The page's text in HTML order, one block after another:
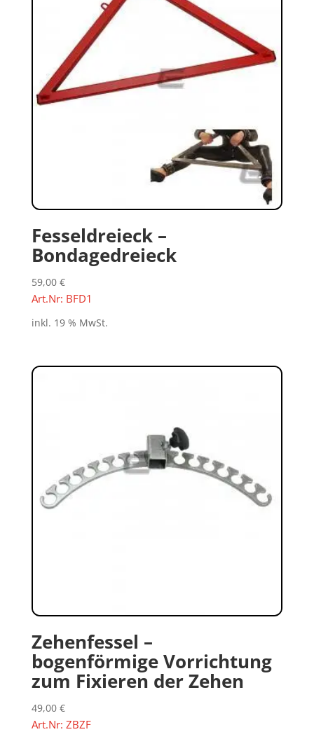
Fesseldreieck –
Bondagedreieck
59,00 €
Art.Nr: BFD1
inkl. 19 % MwSt.
Zehenfessel –
bogenförmige Vorrichtung
zum Fixieren der Zehen
49,00 €
Art.Nr: ZBZF